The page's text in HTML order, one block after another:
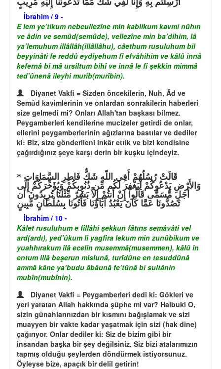
أُرْسِلْتُم بِهِ وَإِنَّا لَفِي شَكٍّ مِّمَّا تَدْعُونَنَا إِلَيْهِ مُرِيبٍ
İbrahim / 9 -
E lem ye’tikum nebeullezîne min kablikum kavmi nûhın
ve âdin ve semûd(semûde), vellezîne min ba’dihim, lâ
ya’lemuhum illâllâh(illâllâhu), câethum rusuluhum bil
beyyinâti fe reddû eydiyehum fî efvâhihim ve kâlû innâ
kefernâ bi mâ ursiltum bihî ve innâ le fî şekkin mimmâ
ted’ûnenâ ileyhi murîb(murîbin).
Diyanet Vakfi = Sizden öncekilerin, Nuh, Âd ve
Semûd kavimlerinin ve onlardan sonrakilerin haberleri
size gelmedi mi? Onları Allah'tan başkası bilmez.
Peygamberleri kendilerine mucizeler getirdi de onlar,
ellerini peygamberlerinin ağızlarına bastılar ve dediler
ki: Biz, size gönderileni inkâr ettik ve bizi kendisine
çağırdığınız şeye karşı derin bir kuşku içindeyiz.
وَالأَرْضِ يَدْعُوكُمْ لِيَغْفِرَ لَكُم مِّن ذُنُوبِكُمْ وَيُؤَخِّرَكُمْ إِلَى
أَجَلٍ مُّسَمًّى قَالُواْ إِنْ أَنتُمْ إِلاَّ بَشَرٌ مِّثْلُنَا تُرِيدُونَ أَن
تَصُدُّونَا عَمَّا كَانَ يَعْبُدُ آبَآؤُنَا فَأْتُونَا بِسُلْطَانٍ مُّبِينٍ
İbrahim / 10 -
Kâlet rusuluhum e fîllâhi şekkun fâtırıs semâvâti vel
ard(ardı), yed’ûkum li yagfira lekum min zunûbikum ve
yuahhırakum ilâ ecelin musemmâ(musemmen), kâlû in
entum illâ beşerun mislunâ, turîdûne en tesuddûnâ
ammâ kâne ya’budu âbâunâ fe’tûnâ bi sultânin
mubîn(mubînin).
Diyanet Vakfi = Peygamberleri dedi ki: Gökleri ve
yeri yaratan Allah hakkında şüphe mi var? Halbuki O,
sizin günahlarınızdan bir kısmını bağışlamak ve sizi
muayyen bir vakte kadar yaşatmak için sizi (hak dine)
çağırıyor. Onlar dediler ki: Siz de bizim gibi bir
insandan başka bir şey değilsiniz. Siz bizi atalarımızın
tapmış olduğu şeylerden döndürmek istiyorsunuz.
Öyleyse bize, apaçık bir delil getirin!